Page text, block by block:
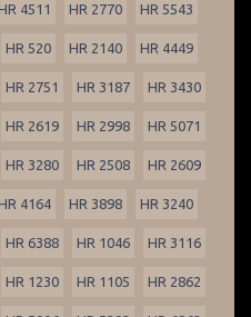
4511 HR 2770 HR 5543
HR 520 HR 2140 HR 4449
HR 2751 HR 3187 HR 3430
HR 2619 HR 2998 HR 5071
HR 3280 HR 2508 HR 2609
4164 HR 3898 HR 3240
HR 6388 HR 1046 HR 3116
HR 1230 HR 1105 HR 2862